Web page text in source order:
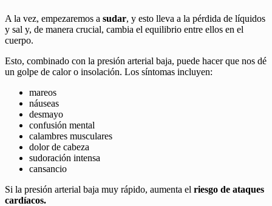
A la vez, empezaremos a sudar, y esto lleva a la pérdida de líquidos
y sal y, de manera crucial, cambia el equilibrio entre ellos en el
cuerpo.
Esto, combinado con la presión arterial baja, puede hacer que nos dé
un golpe de calor o insolación. Los síntomas incluyen:
mareos
náuseas
desmayo
confusión mental
calambres musculares
dolor de cabeza
sudoración intensa
cansancio
Si la presión arterial baja muy rápido, aumenta el riesgo de ataques
cardíacos.